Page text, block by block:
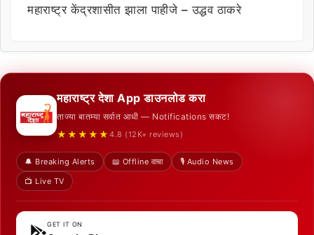
महाराष्ट्र केंद्रशासीत झाला पाहीजे – उद्धव ठाकरे
महाराष्ट्र देशा App डाउनलोड करा
ताज्या बातम्या सर्वात आधी — Notifications सकट!
★★★★★ 4.8 (12K+ reviews)
🔔 Breaking Alerts 📖 Offline वाचा
🎙️ Audio News
📺 Live TV
GET IT ON